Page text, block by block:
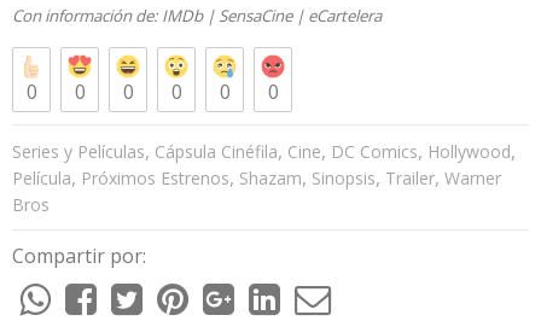
Con información de: IMDb| SensaCine| eCartelera
0 0 0 0 0 0
Series y Películas, Cápsula Cinéfila, Cine, DC Comics, Hollywood,
Película, Próximos Estrenos, Shazam, Sinopsis, Trailer, Warner
Bros
Compartir por: